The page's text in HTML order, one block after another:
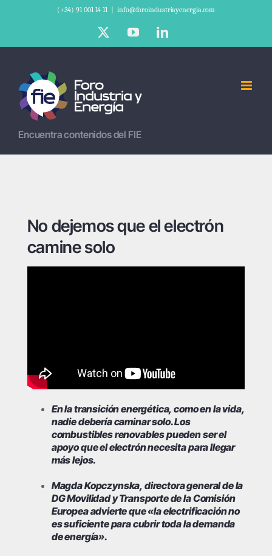
(+34) 91 001 14 11 info@foroindustriayenergia.com
YouTubeLinkedIn
Encuentra contenidos del FIE
No dejemos que el electrón
camine solo
En la transición energética, como en la vida,
nadie debería caminar solo. Los
combustibles renovables pueden ser el
apoyo que el electrón necesita para llegar
más lejos.
Magda Kopczynska, directora general de la
DG Movilidad y Transporte de la Comisión
Europea advierte que «la electrificación no
es suficiente para cubrir toda la demanda
de energía».